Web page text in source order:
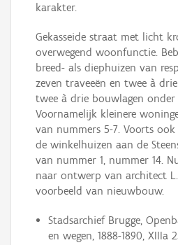
karakter.
Gekasseide straat met licht
overwegend woonfunctie.
breed- als diephuizen van
zeven traveeën en twee à
twee à drie bouwlagen onder
Voornamelijk kleinere
van nummers 5-7. Voorts
de winkelhuizen aan de
van nummer 1, nummer 14.
naar ontwerp van architect L.
voorbeeld van nieuwbouw.
Stadsarchief Brugge,
en wegen, 1888-1890, XIIIa